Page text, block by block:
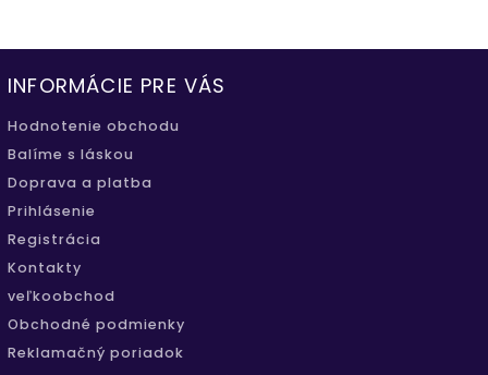
INFORMÁCIE PRE VÁS
Hodnotenie obchodu
Balíme s láskou
Doprava a platba
Prihlásenie
Registrácia
Kontakty
veľkoobchod
Obchodné podmienky
Reklamačný poriadok